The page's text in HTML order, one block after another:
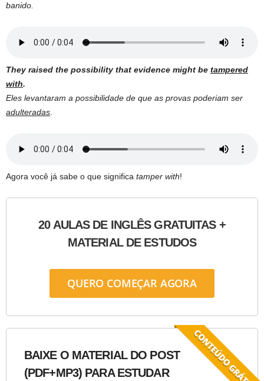
banido.
They raised the possibility that evidence might be tampered
with.
Eles levantaram a possibilidade de que as provas poderiam ser
adulteradas
Agora você já sabe o que significa tamper with!
20 AULAS DE INGLÊS GRATUITAS +
MATERIAL DE ESTUDOS
QUERO COMEÇAR AGORA
BAIXE O MATERIAL DO POST
(PDF+MP3) PARA ESTUDAR